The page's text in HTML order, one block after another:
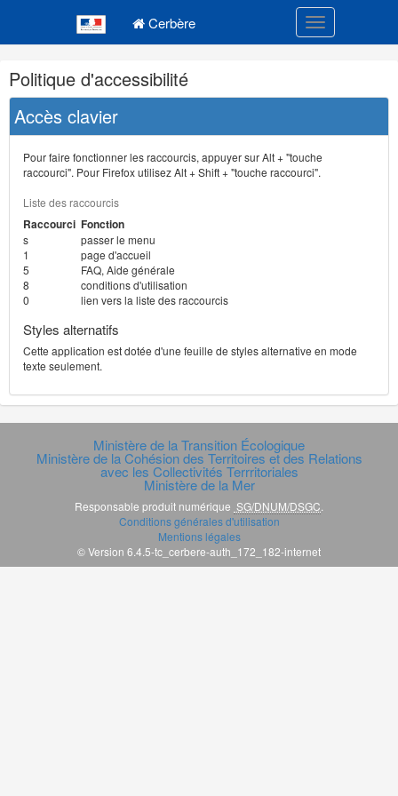
Cerbère Toggle
Navigation
et
outils
annexes
Politique d'accessibilité
Accès clavier
Pour faire fonctionner les raccourcis, appuyer sur Alt + "touche
raccourci". Pour Firefox utilisez Alt + Shift + "touche raccourci".
Liste des raccourcis
Raccourci Fonction
s
passer le menu
1
page d'accueil
5
FAQ, Aide générale
8
conditions d'utilisation
0
lien vers la liste des raccourcis
Styles alternatifs
Cette application est dotée d'une feuille de styles alternative en mode
texte seulement.
Ministère de la Transition Écologique
Ministère de la Cohésion des Territoires et des Relations
avec les Collectivités Terrritoriales
Ministère de la Mer
Responsable produit numérique SG/DNUM/DSGC
Conditions générales d'utilisation
Mentions légales
© Version 6.4.5-tc_cerbere-auth_172_182-internet